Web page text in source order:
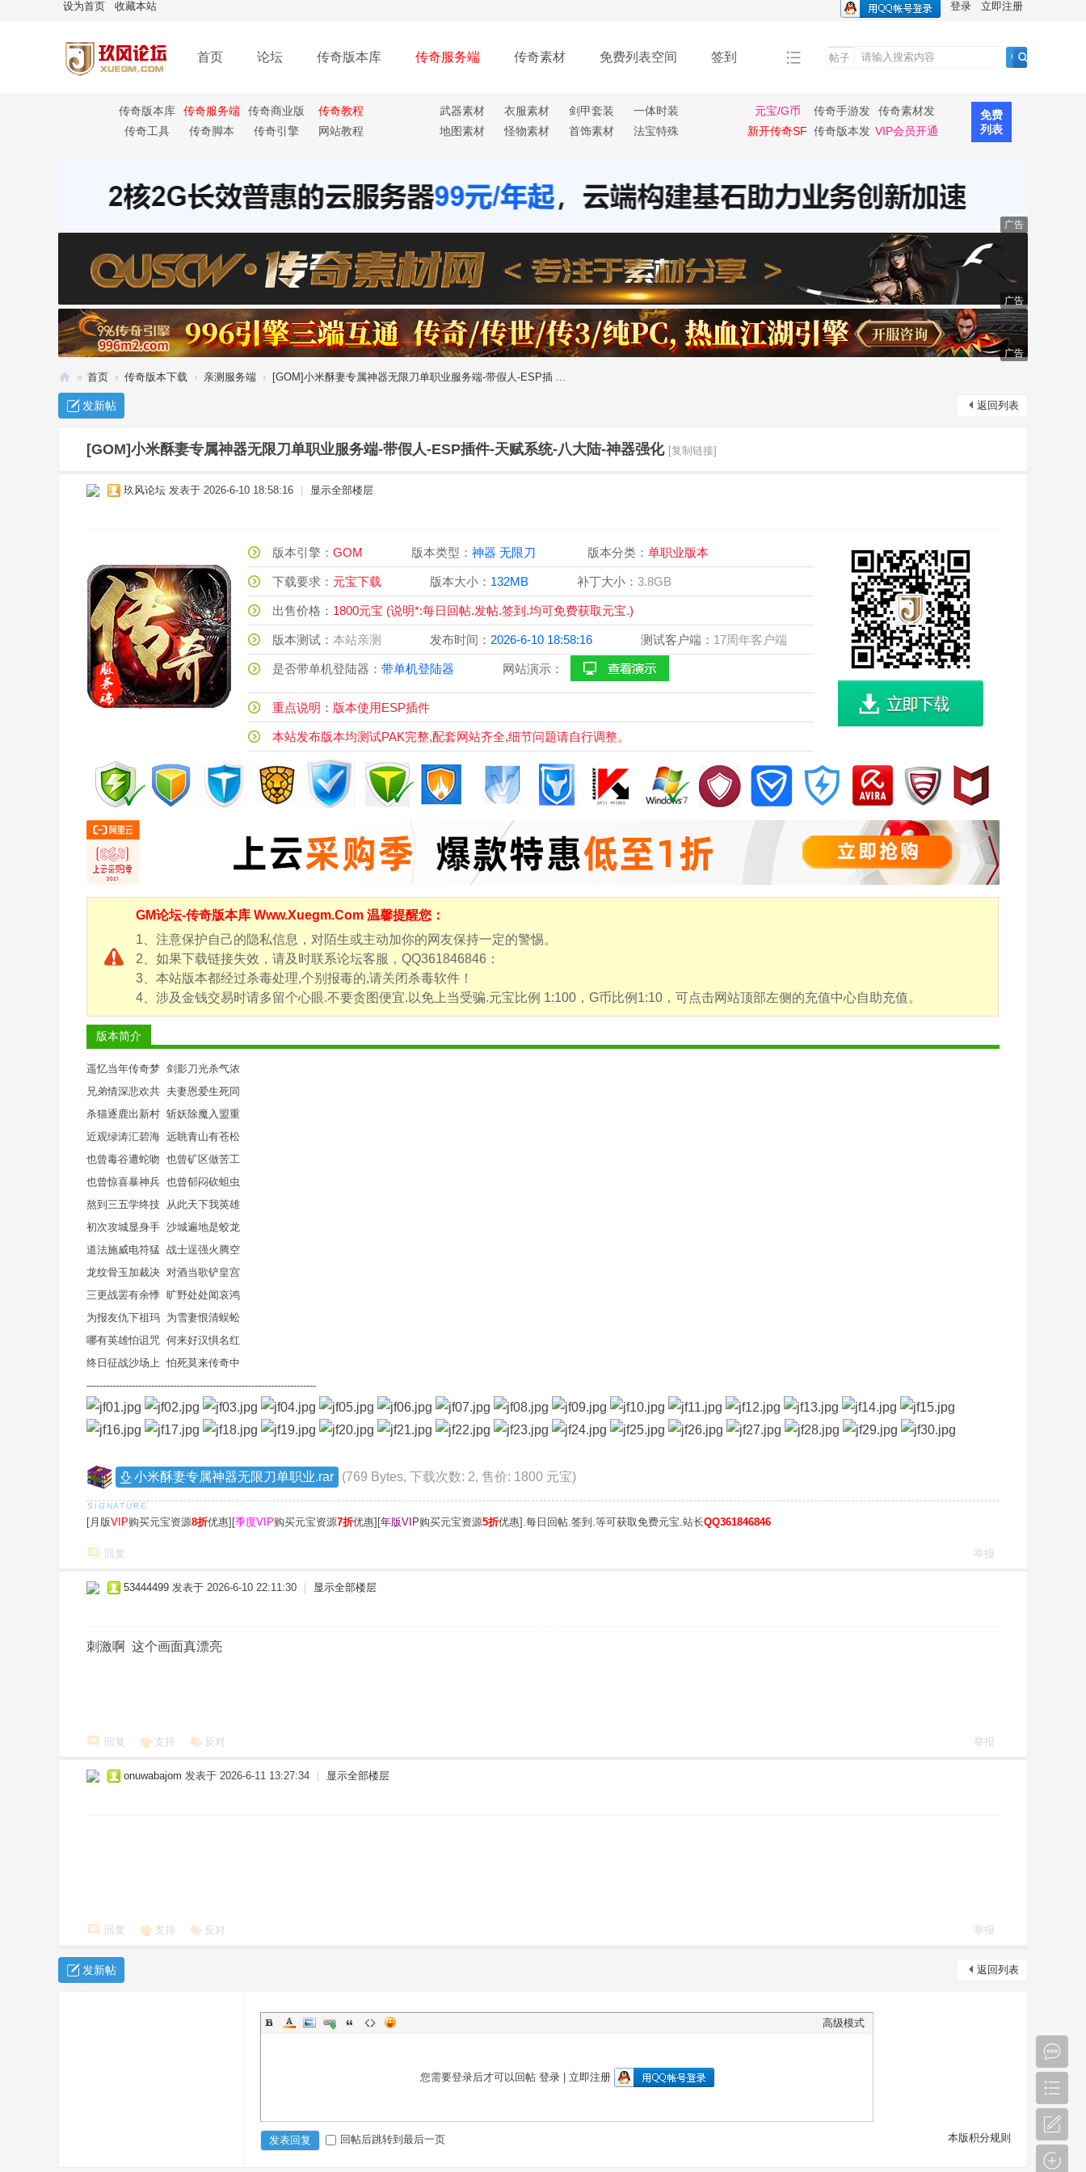
设为首页 收藏本站 登录 立即注册
首页 论坛 传奇版本库 传奇服务端 传奇素材 免费列表空间 签到 帖子
传奇版本库 传奇服务端
传奇商业版
本
传奇教程
传奇工具
传奇脚本 传奇引擎 网站教程
武器素材 衣服素材 剑甲套装
一体时装
地图素材
怪物素材 首饰素材 法宝特殊
元宝/G币
传奇手游发
布
传奇素材发
布
新开传奇SF 传奇版本发 VIP会员开通
免费
列表
广告
广告
广告
传
» 首页 › 传奇版本下载 › 亲测服务端 › [GOM]小米酥妻专属神器无限刀单职业服务端-带假人-ESP插 ...
返回列表
发新帖
[GOM]小米酥妻专属神器无限刀单职业服务端-带假人-ESP插件-天赋系统-八大陆-神器强化 [复制链接]
玖风论坛 发表于 2026-6-10 18:58:16 显示全部楼层
版本引擎： GOM 版本类型： 神器 无限刀 版本分类： 单职业版本
下载要求： 元宝下载 版本大小： 132MB 补丁大小： 3.8GB
出售价格： 1800元宝 (说明*:每日回帖.发帖.签到.均可免费获取元宝.)
版本测试： 本站亲测 发布时间： 2026-6-10 18:58:16 测试客户端： 17周年客户端
是否带单机登陆器： 带单机登陆器 网站演示：
重点说明：版本使用ESP插件
本站发布版本均测试PAK完整,配套网站齐全,细节问题请自行调整。
GM论坛-传奇版本库 Www.Xuegm.Com 温馨提醒您：
1、注意保护自己的隐私信息，对陌生或主动加你的网友保持一定的警惕。
2、如果下载链接失效，请及时联系论坛客服，QQ361846846：
3、本站版本都经过杀毒处理,个别报毒的,请关闭杀毒软件！
4、涉及金钱交易时请多留个心眼.不要贪图便宜.以免上当受骗.元宝比例 1:100，G币比例1:10，可点击网站顶部左侧的充值中心自助充值。
版本简介
遥忆当年传奇梦 剑影刀光杀气浓
兄弟情深悲欢共 夫妻恩爱生死同
杀猫逐鹿出新村 斩妖除魔入盟重
近观绿涛汇碧海 远眺青山有苍松
也曾毒谷遭蛇吻 也曾矿区做苦工
也曾惊喜暴神兵 也曾郁闷砍蛆虫
熬到三五学终技 从此天下我英雄
初次攻城显身手 沙城遍地是蛟龙
道法施威电符猛 战士逞强火腾空
龙纹骨玉加裁决 对酒当歌铲皇宫
三更战罢有余悸 旷野处处闻哀鸿
为报友仇下祖玛 为雪妻恨清蜈蚣
哪有英雄怕诅咒 何来好汉惧名红
终日征战沙场上 怕死莫来传奇中
-----------------------------------------------------------------------
小米酥妻专属神器无限刀单职业.rar (769 Bytes, 下载次数: 2, 售价: 1800 元宝)
[月版VIP购买元宝资源8折优惠][季度VIP购买元宝资源7折优惠][年版VIP购买元宝资源5折优惠].每日回帖.签到.等可获取免费元宝.站长QQ361846846
回复 举报
53444499 发表于 2026-6-10 22:11:30 显示全部楼层
刺激啊 这个画面真漂亮
回复 支持 反对 举报
onuwabajom 发表于 2026-6-11 13:27:34 显示全部楼层
回复 支持 反对 举报
返回列表
发新帖
高级模式
您需要登录后才可以回帖 登录| 立即注册
本版积分规则
发表回复 回帖后跳转到最后一页